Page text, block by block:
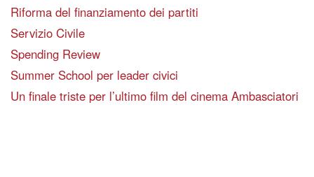
Riforma del finanziamento dei partiti
Servizio Civile
Spending Review
Summer School per leader civici
Un finale triste per l’ultimo film del cinema Ambasciatori